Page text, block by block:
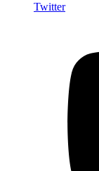
Twitter